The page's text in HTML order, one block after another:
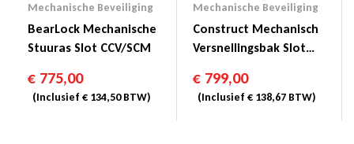
Mechanische Beveiliging
BearLock Mechanische
Stuuras Slot CCV/SCM
€ 775,00
(Inclusief € 134,50BTW)
Mechanische Beveiliging
Construct Mechanisch
Versnellingsbak Slot
€ 799,00
(Inclusief € 138,67 BTW)